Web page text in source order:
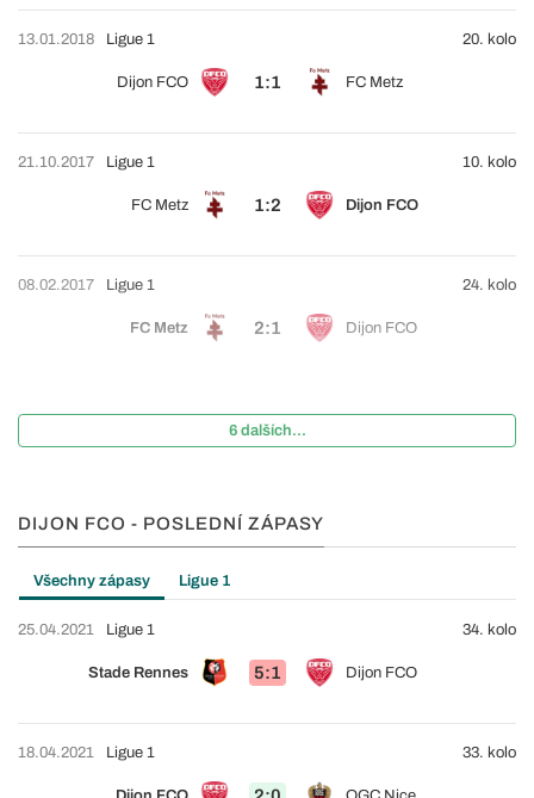
13.01.2018
Dijon FCO 1:1 FC Metz
Ligue 1 20. kolo
21.10.2017
FC Metz 1:2 Dijon FCO
Ligue 1 10. kolo
08.02.2017
FC Metz 2:1 Dijon FCO
Ligue 1 24. kolo
6 dalších...
DIJON FCO - POSLEDNÍ ZÁPASY
Všechny zápasy Ligue 1
25.04.2021
Stade Rennes 5:1 Dijon FCO
Ligue 1 34. kolo
18.04.2021 Ligue 1 33. kolo